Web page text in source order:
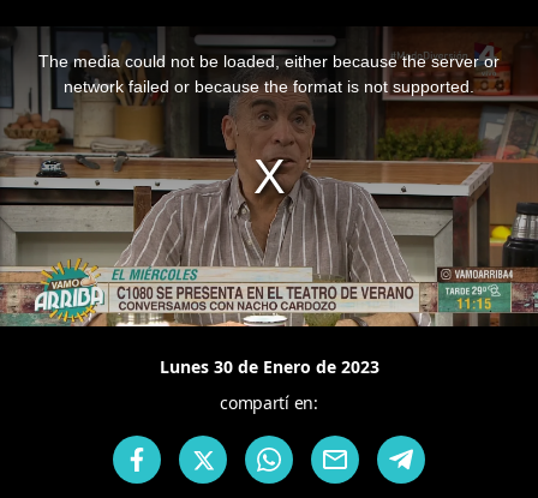
The media could not be loaded, either because the server or
network failed or because the format is not supported.
Lunes 30 de Enero de 2023
compartí en: